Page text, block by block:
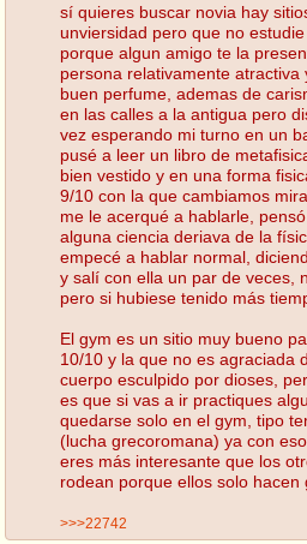
sí quieres buscar novia hay
unviersidad pero que no estudie
porque algun amigo te la
persona relativamente atractiva
buen perfume, ademas de
en las calles a la antigua pero
vez esperando mi turno en un
pusé a leer un libro de
bien vestido y en una forma
9/10 con la que cambiamos
me le acerqué a hablarle,
alguna ciencia deriava de la
empecé a hablar normal,
y salí con ella un par de veces,
pero si hubiese tenido más
El gym es un sitio muy bueno
10/10 y la que no es agraciada
cuerpo esculpido por dioses,
es que si vas a ir practiques
quedarse solo en el gym, tipo
(lucha grecoromana) ya con
eres más interesante que los
rodean porque ellos solo hacen
>>>22742